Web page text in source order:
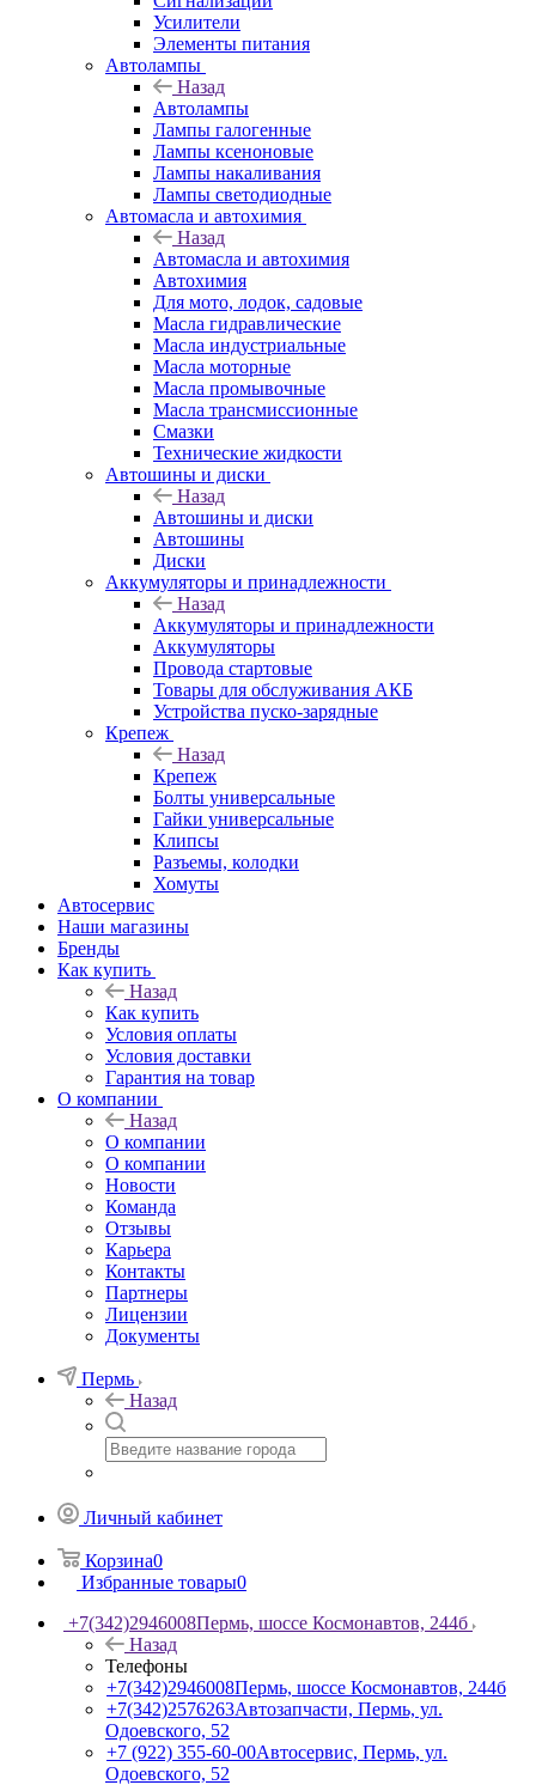
Усилители
Элементы питания
Автолампы
Назад
Автолампы
Лампы галогенные
Лампы ксеноновые
Лампы накаливания
Лампы светодиодные
Автомасла и автохимия
Назад
Автомасла и автохимия
Автохимия
Для мото, лодок, садовые
Масла гидравлические
Масла индустриальные
Масла моторные
Масла промывочные
Масла трансмиссионные
Смазки
Технические жидкости
Автошины и диски
Назад
Автошины и диски
Автошины
Диски
Аккумуляторы и принадлежности
Назад
Аккумуляторы и принадлежности
Аккумуляторы
Провода стартовые
Товары для обслуживания АКБ
Устройства пуско-зарядные
Крепеж
Назад
Крепеж
Болты универсальные
Гайки универсальные
Клипсы
Разъемы, колодки
Хомуты
Автосервис
Наши магазины
Бренды
Как купить
Назад
Как купить
Условия оплаты
Условия доставки
Гарантия на товар
О компании
Назад
О компании
О компании
Новости
Команда
Отзывы
Карьера
Контакты
Партнеры
Лицензии
Документы
Пермь
Назад
Личный кабинет
Корзина0
Избранные товары0
+7(342)2946008Пермь, шоссе Космонавтов, 244б
Назад
Телефоны
+7(342)2946008Пермь, шоссе Космонавтов, 244б
+7(342)2576263Автозапчасти, Пермь, ул.
Одоевского, 52
+7 (922) 355-60-00Автосервис, Пермь, ул.
Одоевского, 52